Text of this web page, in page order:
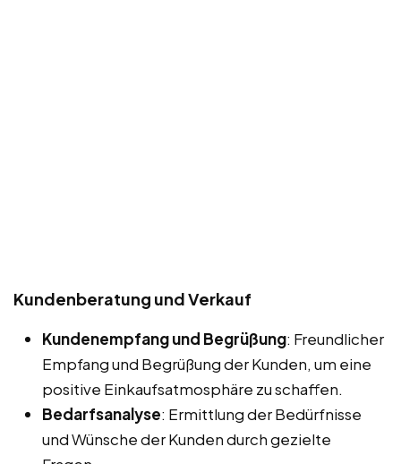
Kundenberatung und Verkauf
Kundenempfang und Begrüßung: Freundlicher
Empfang und Begrüßung der Kunden, um eine
positive Einkaufsatmosphäre zu schaffen.
Bedarfsanalyse: Ermittlung der Bedürfnisse
und Wünsche der Kunden durch gezielte